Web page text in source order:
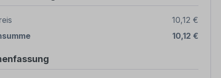
10,12 €
10,12 €